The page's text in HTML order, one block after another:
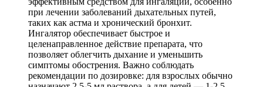
при лечении заболеваний дыхательных путей,
таких как астма и хронический бронхит.
Ингалятор обеспечивает быстрое и
целенаправленное действие препарата, что
позволяет облегчить дыхание и уменьшить
симптомы обострения. Важно соблюдать
рекомендации по дозировке: для взрослых обычно